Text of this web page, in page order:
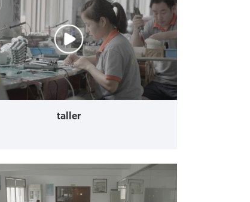
taller